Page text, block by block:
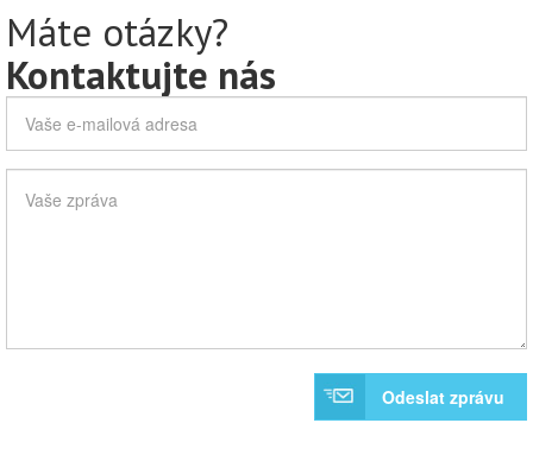
Máte otázky?
Kontaktujte nás
Odeslat zprávu